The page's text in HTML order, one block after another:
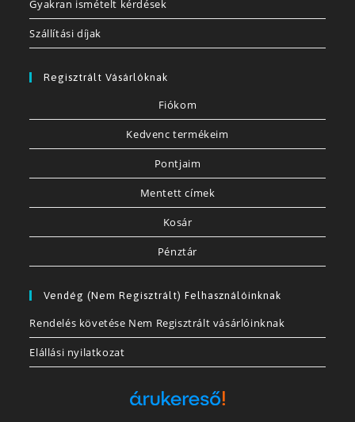
Gyakran ismételt kérdések
Szállítási díjak
Regisztrált Vásárlóknak
Fiókom
Kedvenc termékeim
Pontjaim
Mentett címek
Kosár
Pénztár
Vendég (nem Regisztrált) Felhasználóinknak
Rendelés követése Nem Regisztrált vásárlóinknak
Elállási nyilatkozat